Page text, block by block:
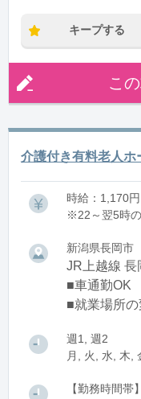
キープする
こ
介護付き有料老人
時給：1,170
※22～翌5時
新潟県長岡市
JR上越線 長
■車通勤OK
■就業場所
週1, 週2
月, 火, 水, 木,
【勤務時間